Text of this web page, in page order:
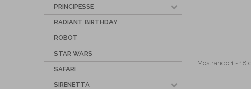
PRINCIPESSE
RADIANT BIRTHDAY
ROBOT
STAR WARS
SAFARI
SIRENETTA
Mostrando 1 - 18